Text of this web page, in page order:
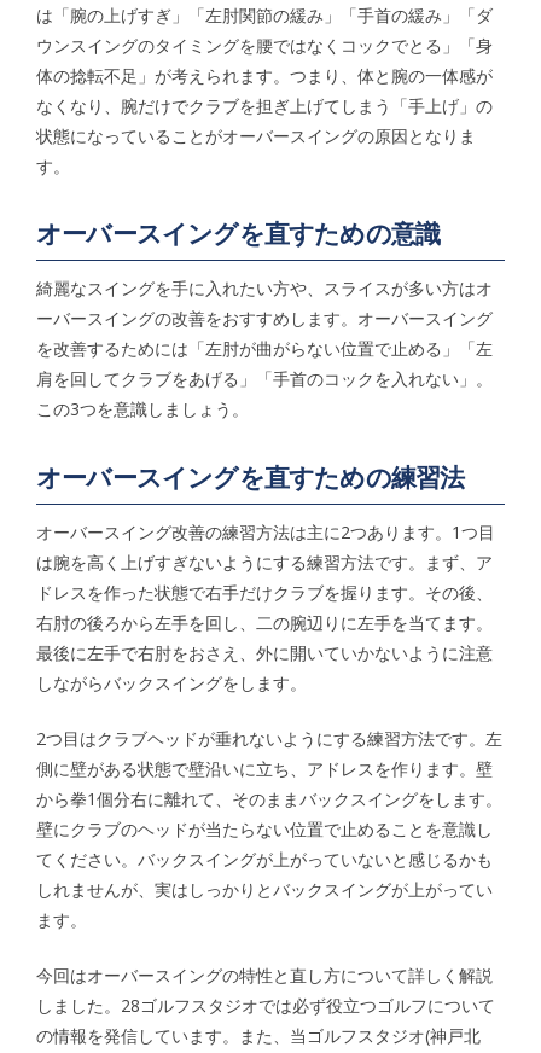
は「腕の上げすぎ」「左肘関節の緩み」「手首の緩み」「ダ
ウンスイングのタイミングを腰ではなくコックでとる」「身
体の捻転不足」が考えられます。つまり、体と腕の一体感が
なくなり、腕だけでクラブを担ぎ上げてしまう「手上げ」の
状態になっていることがオーバースイングの原因となりま
す。
オーバースイングを直すための意識
綺麗なスイングを手に入れたい方や、スライスが多い方はオ
ーバースイングの改善をおすすめします。オーバースイング
を改善するためには「左肘が曲がらない位置で止める」「左
肩を回してクラブをあげる」「手首のコックを入れない」。
この3つを意識しましょう。
オーバースイングを直すための練習法
オーバースイング改善の練習方法は主に2つあります。1つ目
は腕を高く上げすぎないようにする練習方法です。まず、ア
ドレスを作った状態で右手だけクラブを握ります。その後、
右肘の後ろから左手を回し、二の腕辺りに左手を当てます。
最後に左手で右肘をおさえ、外に開いていかないように注意
しながらバックスイングをします。
2つ目はクラブヘッドが垂れないようにする練習方法です。左
側に壁がある状態で壁沿いに立ち、アドレスを作ります。壁
から拳1個分右に離れて、そのままバックスイングをします。
壁にクラブのヘッドが当たらない位置で止めることを意識し
てください。バックスイングが上がっていないと感じるかも
しれませんが、実はしっかりとバックスイングが上がってい
ます。
今回はオーバースイングの特性と直し方について詳しく解説
しました。28ゴルフスタジオでは必ず役立つゴルフについて
の情報を発信しています。また、当ゴルフスタジオ(神戸北